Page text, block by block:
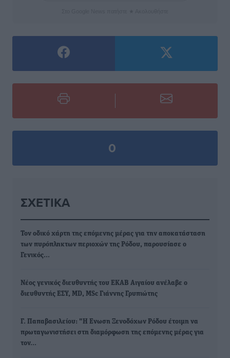
0
ΣΧΕΤΙΚΆ
Τον οδικό χάρτη της επόμενης μέρας για την αποκατάσταση
των πυρόπληκτων περιοχών της Ρόδου, παρουσίασε ο
Γενικός…
Νέος γενικός διευθυντής του ΕΚΑΒ Αιγαίου ανέλαβε ο
διευθυντής ΕΣΥ, MD, MSc Γιάννης Γρυπιώτης
Γ. Παπαβασιλείου: "Η Ενωση Ξενοδόχων Ρόδου έτοιμη να
πρωταγωνιστήσει στη διαμόρφωση της επόμενης μέρας για
τον…